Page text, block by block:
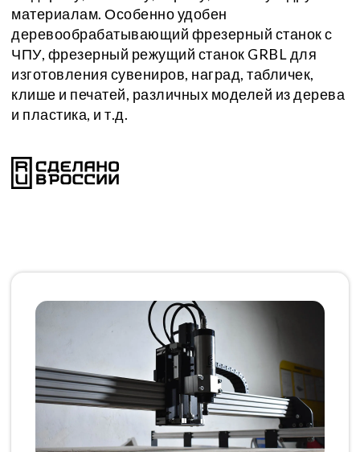
материалам. Особенно удобен
деревообрабатывающий фрезерный станок с
ЧПУ, фрезерный режущий станок GRBL для
изготовления сувениров, наград, табличек,
клише и печатей, различных моделей из дерева
и пластика, и т.д.